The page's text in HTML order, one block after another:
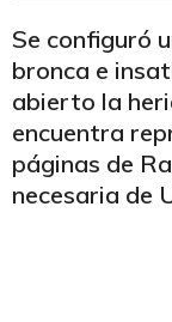
Se configuró
bronca e
abierto la
encuentra
páginas de
necesaria de